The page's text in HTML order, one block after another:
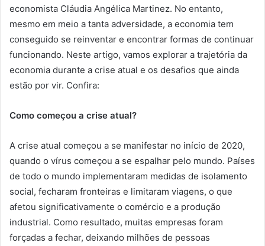
economista Cláudia Angélica Martinez. No entanto,
mesmo em meio a tanta adversidade, a economia tem
conseguido se reinventar e encontrar formas de continuar
funcionando. Neste artigo, vamos explorar a trajetória da
economia durante a crise atual e os desafios que ainda
estão por vir. Confira:
Como começou a crise atual?
A crise atual começou a se manifestar no início de 2020,
quando o vírus começou a se espalhar pelo mundo. Países
de todo o mundo implementaram medidas de isolamento
social, fecharam fronteiras e limitaram viagens, o que
afetou significativamente o comércio e a produção
industrial. Como resultado, muitas empresas foram
forçadas a fechar, deixando milhões de pessoas